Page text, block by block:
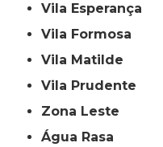
Vila Esperança
Vila Formosa
Vila Matilde
Vila Prudente
Zona Leste
Água Rasa